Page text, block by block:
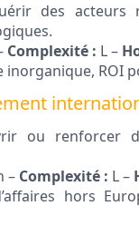
des acteurs
Complexité : L –
inorganique, ROI
ou renforcer
– Complexité : L –
hors